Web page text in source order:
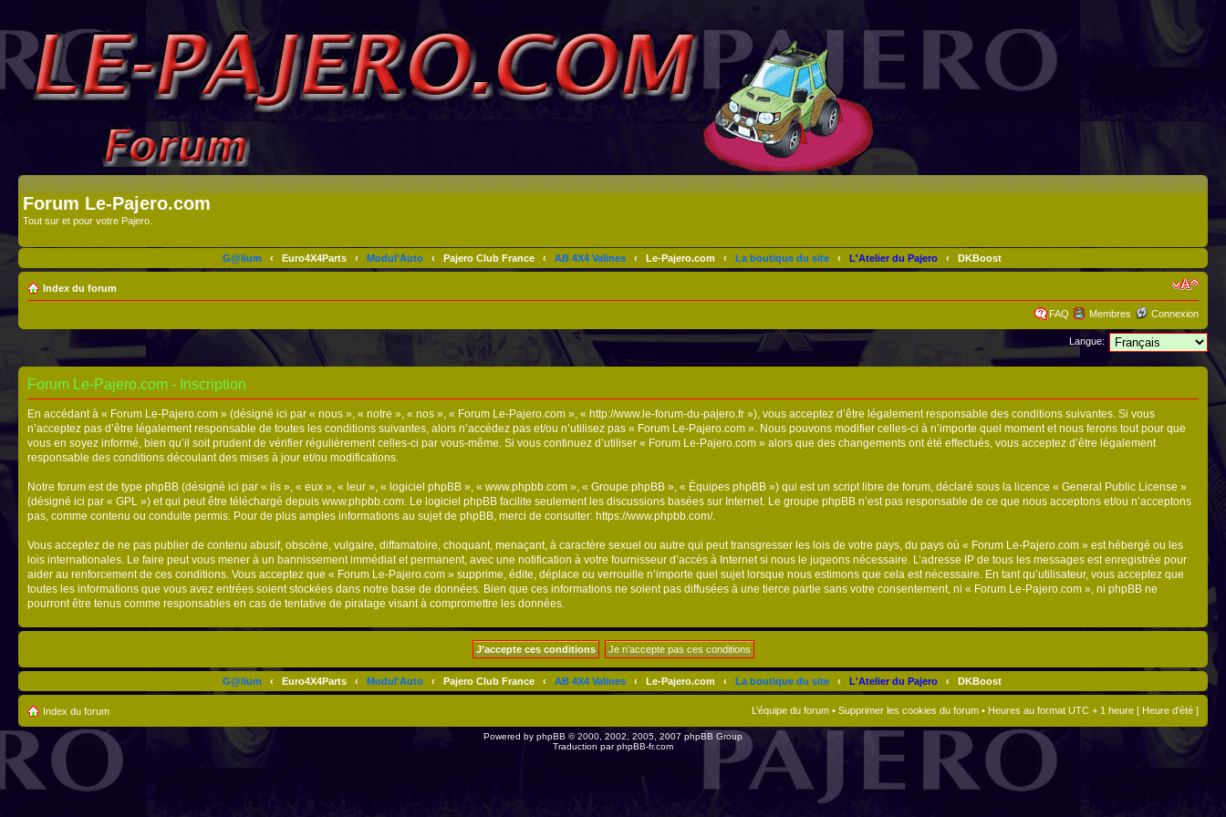
Forum Le-Pajero.com
Tout sur et pour votre Pajero.
G@lium ‹ Euro4X4Parts ‹ Modul'Auto ‹ Pajero Club France ‹ AB 4X4 Valines ‹ Le-Pajero.com ‹ La boutique du site ‹ L'Atelier du Pajero ‹ DKBoost
Index du forum
FAQ Membres Connexion
Langue:
Forum Le-Pajero.com - Inscription
En accédant à « Forum Le-Pajero.com » (désigné ici par « nous », « notre », « nos », « Forum Le-Pajero.com », « http://www.le-forum-du-pajero.fr »), vous acceptez d’être légalement responsable des conditions suivantes. Si vous
n’acceptez pas d’être légalement responsable de toutes les conditions suivantes, alors n’accédez pas et/ou n’utilisez pas « Forum Le-Pajero.com ». Nous pouvons modifier celles-ci à n’importe quel moment et nous ferons tout pour que
vous en soyez informé, bien qu’il soit prudent de vérifier régulièrement celles-ci par vous-même. Si vous continuez d’utiliser « Forum Le-Pajero.com » alors que des changements ont été effectués, vous acceptez d’être légalement
responsable des conditions découlant des mises à jour et/ou modifications.
Notre forum est de type phpBB (désigné ici par « ils », « eux », « leur », « logiciel phpBB », « www.phpbb.com », « Groupe phpBB », « Équipes phpBB ») qui est un script libre de forum, déclaré sous la licence « General Public License »
(désigné ici par « GPL ») et qui peut être téléchargé depuis www.phpbb.com. Le logiciel phpBB facilite seulement les discussions basées sur Internet. Le groupe phpBB n’est pas responsable de ce que nous acceptons et/ou n’acceptons
pas, comme contenu ou conduite permis. Pour de plus amples informations au sujet de phpBB, merci de consulter: https://www.phpbb.com/.
Vous acceptez de ne pas publier de contenu abusif, obscène, vulgaire, diffamatoire, choquant, menaçant, à caractère sexuel ou autre qui peut transgresser les lois de votre pays, du pays où « Forum Le-Pajero.com » est hébergé ou les
lois internationales. Le faire peut vous mener à un bannissement immédiat et permanent, avec une notification à votre fournisseur d’accès à Internet si nous le jugeons nécessaire. L’adresse IP de tous les messages est enregistrée pour
aider au renforcement de ces conditions. Vous acceptez que « Forum Le-Pajero.com » supprime, édite, déplace ou verrouille n’importe quel sujet lorsque nous estimons que cela est nécessaire. En tant qu’utilisateur, vous acceptez que
toutes les informations que vous avez entrées soient stockées dans notre base de données. Bien que ces informations ne soient pas diffusées à une tierce partie sans votre consentement, ni « Forum Le-Pajero.com », ni phpBB ne
pourront être tenus comme responsables en cas de tentative de piratage visant à compromettre les données.
G@lium ‹ Euro4X4Parts ‹ Modul'Auto ‹ Pajero Club France ‹ AB 4X4 Valines ‹ Le-Pajero.com ‹ La boutique du site ‹ L'Atelier du Pajero ‹ DKBoost
Index du forum L’équipe du forum • Supprimer les cookies du forum • Heures au format UTC + 1 heure [ Heure d’été ]
Powered by phpBB © 2000, 2002, 2005, 2007 phpBB Group
Traduction parphpBB-fr.com